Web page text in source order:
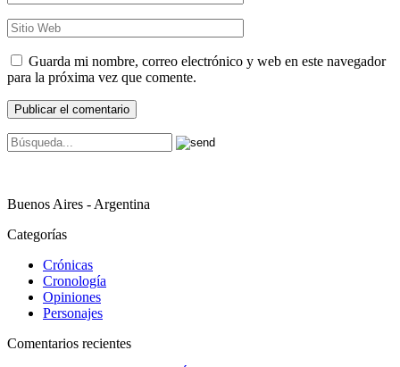
Guarda mi nombre, correo electrónico y web en este navegador
para la próxima vez que comente.
Buenos Aires - Argentina
Categorías
Crónicas
Cronología
Opiniones
Personajes
Comentarios recientes